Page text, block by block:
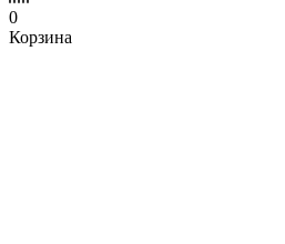
0
Корзина